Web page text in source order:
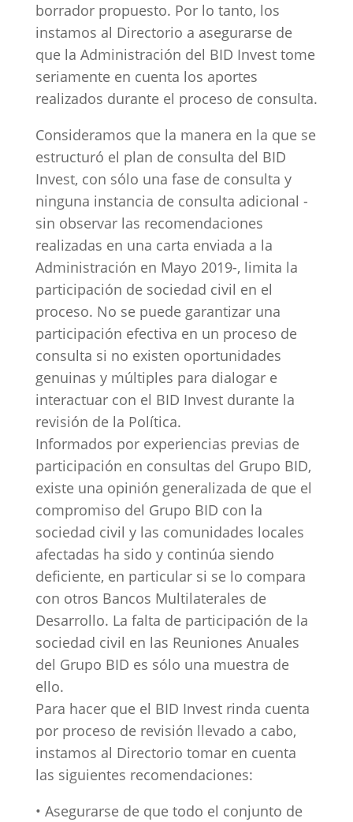
borrador propuesto. Por lo tanto, los
instamos al Directorio a asegurarse de
que la Administración del BID Invest tome
seriamente en cuenta los aportes
realizados durante el proceso de consulta.
Consideramos que la manera en la que se
estructuró el plan de consulta del BID
Invest, con sólo una fase de consulta y
ninguna instancia de consulta adicional -
sin observar las recomendaciones
realizadas en una carta enviada a la
Administración en Mayo 2019-, limita la
participación de sociedad civil en el
proceso. No se puede garantizar una
participación efectiva en un proceso de
consulta si no existen oportunidades
genuinas y múltiples para dialogar e
interactuar con el BID Invest durante la
revisión de la Política.
Informados por experiencias previas de
participación en consultas del Grupo BID,
existe una opinión generalizada de que el
compromiso del Grupo BID con la
sociedad civil y las comunidades locales
afectadas ha sido y continúa siendo
deficiente, en particular si se lo compara
con otros Bancos Multilaterales de
Desarrollo. La falta de participación de la
sociedad civil en las Reuniones Anuales
del Grupo BID es sólo una muestra de
ello.
Para hacer que el BID Invest rinda cuenta
por proceso de revisión llevado a cabo,
instamos al Directorio tomar en cuenta
las siguientes recomendaciones:
• Asegurarse de que todo el conjunto de